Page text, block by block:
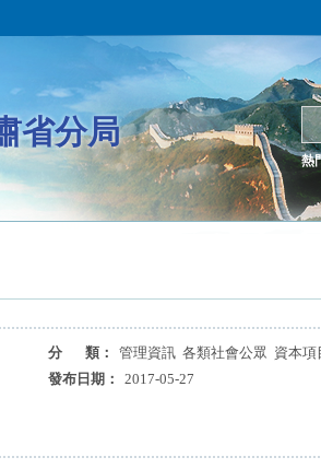
省分局
熱
分 類：
管理資訊 各類社會公眾 資本項
發布日期：
2017-05-27